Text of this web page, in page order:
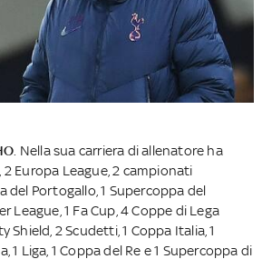
. Nella sua carriera di allenatore ha
Europa League, 2 campionati
del Portogallo, 1 Supercoppa del
League, 1 Fa Cup, 4 Coppe di Lega
Shield, 2 Scudetti, 1 Coppa Italia, 1
1 Liga, 1 Coppa del Re e 1 Supercoppa di